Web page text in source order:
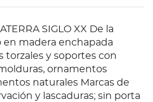
SIGLO XX De la
en madera enchapada
torzales y soportes con
ornamentos
naturales Marcas de
y lascaduras; sin porta